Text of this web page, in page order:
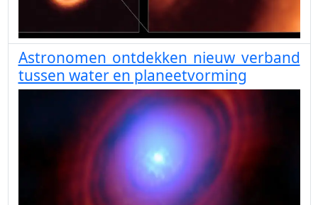
Astronomen ontdekken nieuw verband
tussen water en planeetvorming